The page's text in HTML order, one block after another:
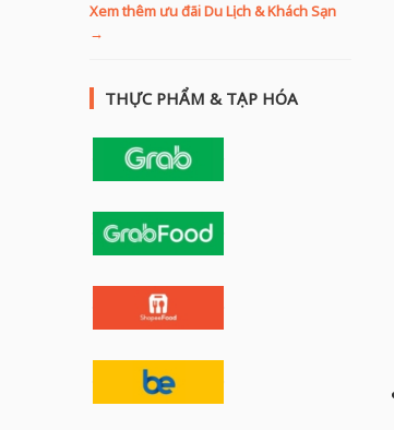
Xem thêm ưu đãi Du Lịch & Khách Sạn
→
THỰC PHẨM & TẠP HÓA